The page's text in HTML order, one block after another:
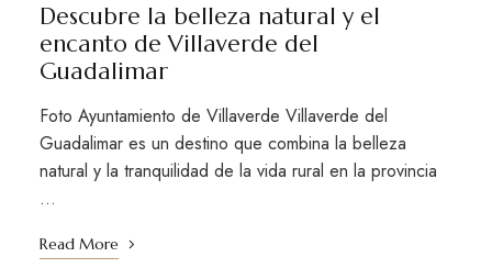
Descubre la belleza natural y el
encanto de Villaverde del
Guadalimar
Foto Ayuntamiento de Villaverde Villaverde del
Guadalimar es un destino que combina la belleza
natural y la tranquilidad de la vida rural en la provincia
…
Read More